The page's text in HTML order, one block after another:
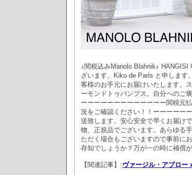
♪関税込みManolo Blahnik♪ HANGISI
ざいます。Kiko de Paris と申します
客様のお手元にお届けいたします。
ーモンドトゥパンプス。自分へのご
ーーーーーーーーーーーーー関税元
況をご確認ください！！ーーーーー
送致します。安心安全で早くお届け
物、正規品でございます。あらゆる
ただく場合もございますので事前に
存知でしょうか？万が一の時に補償
【関連記事】:ヴァージル・アブロー